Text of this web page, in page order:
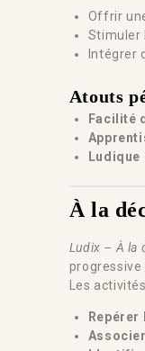
Offrir
Stimuler
Intégrer
Atouts
Facilité
À la
Ludix – À la
progressive
Les